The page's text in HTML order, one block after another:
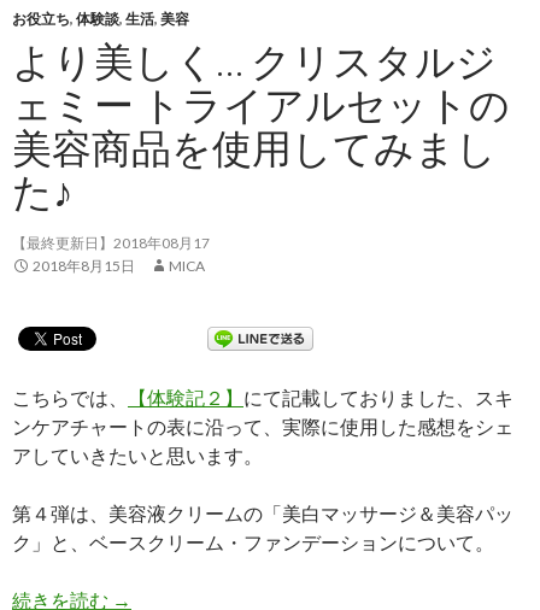
お役立ち, 体験談, 生活, 美容
より美しく… クリスタルジ
ェミー トライアルセットの
美容商品を使用してみまし
た♪
【最終更新日】2018年08月17
2018年8月15日
MICA
こちらでは、 【体験記２】 にて記載しておりました、スキ
ンケアチャートの表に沿って、実際に使用した感想をシェ
アしていきたいと思います。
第４弾は、美容液クリームの「美白マッサージ＆美容パッ
ク」と、ベースクリーム・ファンデーションについて。
続きを読む より美しく… クリスタルジェミー トライアルセ
→